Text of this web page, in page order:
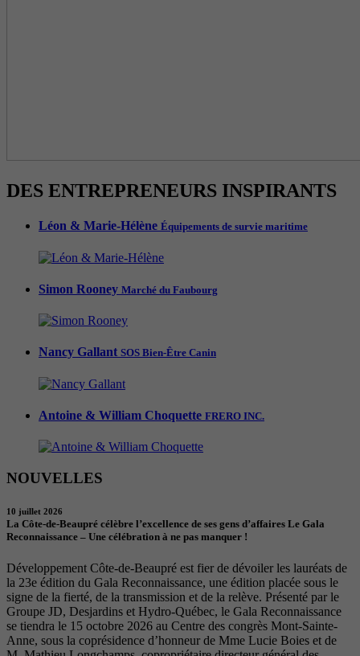
DES ENTREPRENEURS INSPIRANTS
Léon & Marie-Hélène Équipements de survie maritime
Simon Rooney Marché du Faubourg
Nancy Gallant SOS Bien-Être Canin
Antoine & William Choquette FRERO INC.
NOUVELLES
10 juillet 2026
La Côte-de-Beaupré célèbre l’excellence de ses gens d’affaires Le Gala
Reconnaissance – Une célébration à ne pas manquer !
Développement Côte-de-Beaupré est fier de dévoiler les lauréats de
la 23e édition du Gala Reconnaissance, une édition placée sous le
signe de la fierté, de la transmission et de la relève. Présenté par le
Groupe JD, Desjardins et Hydro-Québec, le Gala Reconnaissance
se tiendra le 15 octobre 2026 au Centre des congrès Mont-Sainte-
Anne, sous la coprésidence d’honneur de Mme Lucie Boies et de